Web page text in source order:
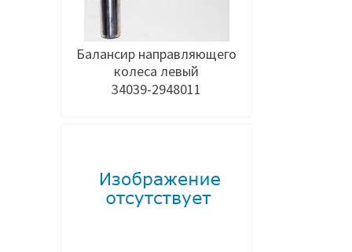
Балансир направляющего
колеса левый
34039-2948011